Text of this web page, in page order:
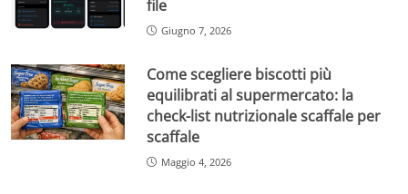
file
Giugno 7, 2026
Come scegliere biscotti più
equilibrati al supermercato: la
check-list nutrizionale scaffale per
scaffale
Maggio 4, 2026